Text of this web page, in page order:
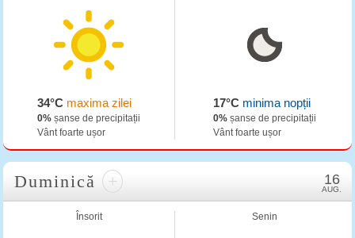
34°C maxima zilei
0% șanse de precipitații
Vânt foarte ușor
17°Cminima nopții
0%șanse de precipitații
Vânt foarte ușor
Duminică + 16
AUG.
Însorit Senin